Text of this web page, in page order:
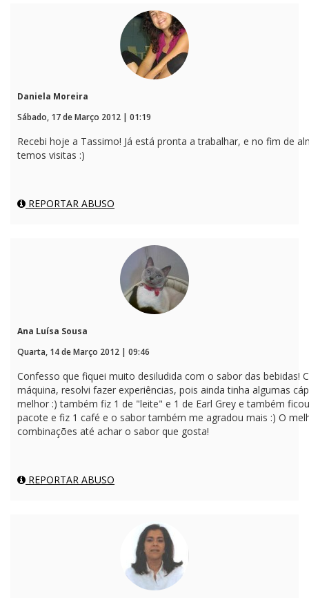
Daniela Moreira
Sábado, 17 de Março 2012 | 01:19
Recebi hoje a Tassimo! Já está pronta a trabalhar, e no fim de
temos visitas :)
REPORTAR ABUSO
Ana Luísa Sousa
Quarta, 14 de Março 2012 | 09:46
Confesso que fiquei muito desiludida com o sabor das bebidas!
máquina, resolvi fazer experiências, pois ainda tinha algumas
melhor :) também fiz 1 de "leite" e 1 de Earl Grey e também
pacote e fiz 1 café e o sabor também me agradou mais :) O
combinações até achar o sabor que gosta!
REPORTAR ABUSO